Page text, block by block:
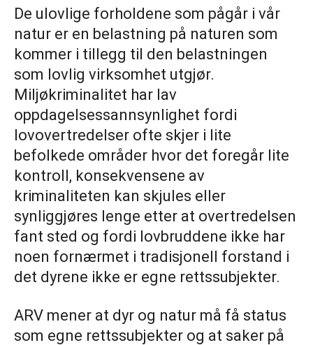
De ulovlige forholdene som pågår i vår
natur er en belastning på naturen som
kommer i tillegg til den belastningen
som lovlig virksomhet utgjør.
Miljøkriminalitet har lav
oppdagelsessannsynlighet fordi
lovovertredelser ofte skjer i lite
befolkede områder hvor det foregår lite
kontroll, konsekvensene av
kriminaliteten kan skjules eller
synliggjøres lenge etter at overtredelsen
fant sted og fordi lovbruddene ikke har
noen fornærmet i tradisjonell forstand i
det dyrene ikke er egne rettssubjekter.
ARV mener at dyr og natur må få status
som egne rettssubjekter og at saker på